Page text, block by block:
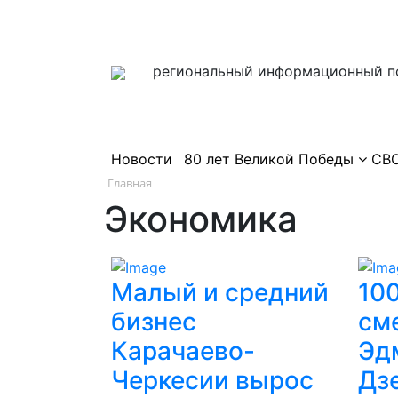
региональный информационный
Новости 80 лет Великой Победы
Главная
Экономика
Малый и средний
бизнес
Карачаево-
Черкесии вырос